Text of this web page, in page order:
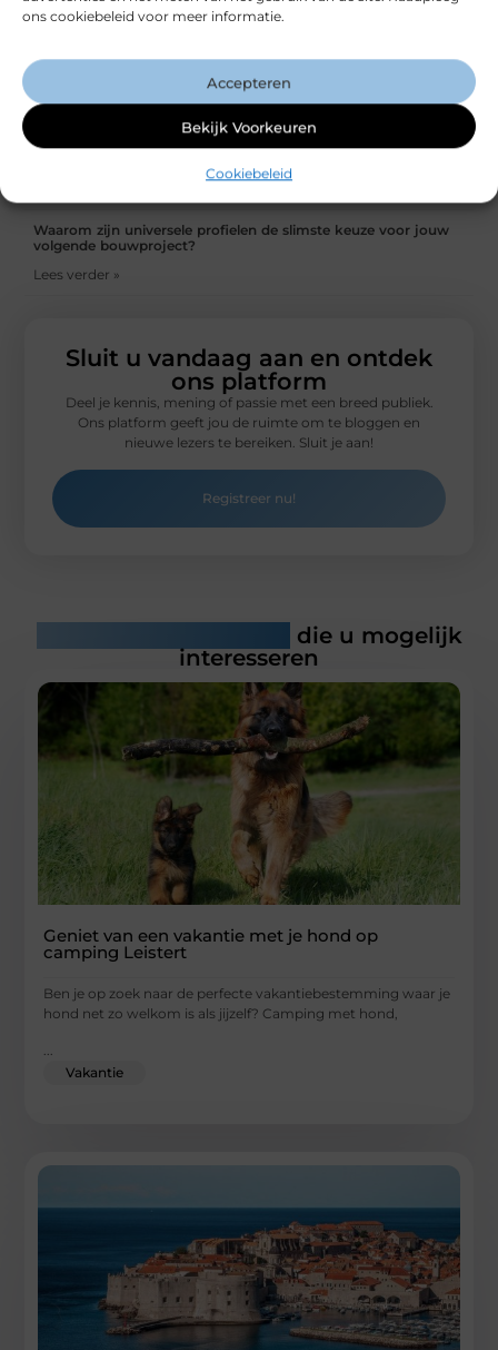
ons cookiebeleid voor meer informatie.
Accepteren
Bekijk Voorkeuren
Cookiebeleid
beweging
Infrarood panelen kopen: een slimme keuze voor moderne
Waarom zijn universele profielen de slimste keuze voor jouw
volgende bouwproject?
Lees verder »
Sluit u vandaag aan en ontdek
ons platform
Deel je kennis, mening of passie met een breed publiek.
Ons platform geeft jou de ruimte om te bloggen en
nieuwe lezers te bereiken. Sluit je aan!
Registreer nu!
die u mogelijk
interesseren
Geniet van een vakantie met je hond op
camping Leistert
Ben je op zoek naar de perfecte vakantiebestemming waar je
hond net zo welkom is als jijzelf? Camping met hond,
Vakantie